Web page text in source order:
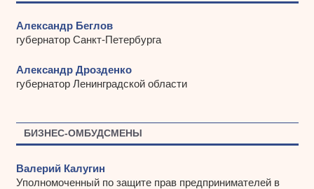
Александр Беглов
губернатор Санкт-Петербурга
Александр Дрозденко
губернатор Ленинградской области
БИЗНЕС-ОМБУДСМЕНЫ
Валерий Калугин
Уполномоченный по защите прав предпринимателей в